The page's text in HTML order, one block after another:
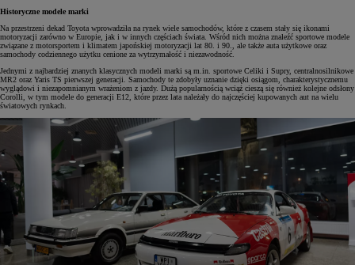
Historyczne modele marki
Na przestrzeni dekad Toyota wprowadziła na rynek wiele samochodów, które z czasem stały się ikonami
motoryzacji zarówno w Europie, jak i w innych częściach świata. Wśród nich można znaleźć sportowe modele
związane z motorsportem i klimatem japońskiej motoryzacji lat 80. i 90., ale także auta użytkowe oraz
samochody codziennego użytku cenione za wytrzymałość i niezawodność.
Jednymi z najbardziej znanych klasycznych modeli marki są m.in. sportowe Celiki i Supry, centralnosilnikowe
MR2 oraz Yaris TS pierwszej generacji. Samochody te zdobyły uznanie dzięki osiągom, charakterystycznemu
wyglądowi i niezapomnianym wrażeniom z jazdy. Dużą popularnością wciąż cieszą się również kolejne odsłony
Corolli, w tym modele do generacji E12, które przez lata należały do najczęściej kupowanych aut na wielu
światowych rynkach.